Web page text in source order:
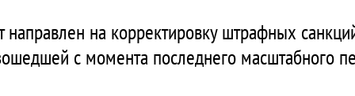
направлен на корректировку штрафных
с момента последнего масштабного